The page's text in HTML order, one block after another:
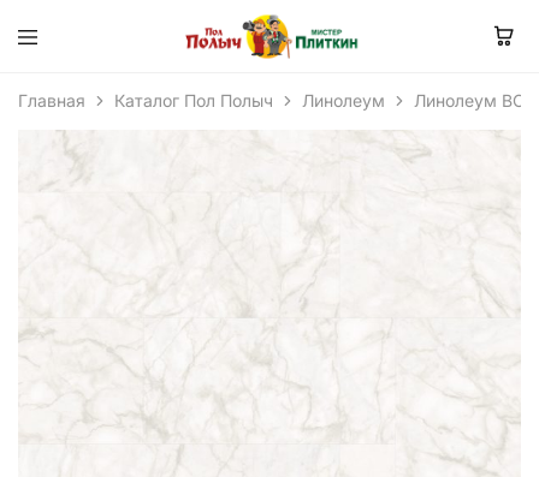
Главная Каталог Пол Полыч Линолеум Линолеум